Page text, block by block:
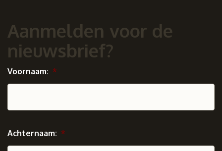
Aanmelden voor de
nieuwsbrief?
Voornaam: *
Achternaam: *